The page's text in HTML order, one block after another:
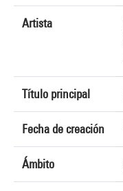
Artista
Título principal
Fecha de creación
Ámbito